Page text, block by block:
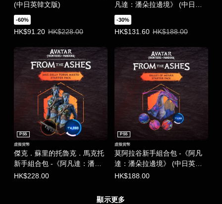
(中日英韓文版)
-60%
HK$91.20
優惠價HK$91.20。原價HK$228.00。
HK$228.00
凡達：潘朵拉邊境》 (中日英
韓文版)
-30%
HK$131.60
優惠價HK$131.60。原價
HK$188.00
傑克．蘇里的托魯克．馬克托
新手組合包 -《阿凡達：潘朵
拉邊境》 (中日英韓文版)
PS5
虛擬貨幣
HK$228.00
莫阿拉谷新手組合包 -《阿凡
達：潘朵拉邊境》 (中日英韓
文版)
PS5
虛擬貨幣
HK$188.00
顯示更多